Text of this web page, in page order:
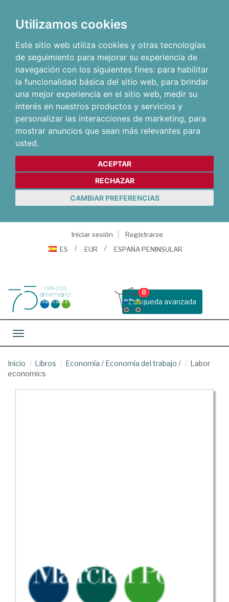
Utilizamos cookies
Este sitio web utiliza cookies y otras tecnologías
de seguimiento para mejorar su experiencia de
navegación con los siguientes fines: para habilitar
la funcionalidad básica del sitio web, para brindar
una mejor experiencia en el sitio web, medir su
interés en nuestros productos y servicios y
personalizar las interacciones de marketing, para
mostrar anuncios que sean más relevantes para
usted.
ACEPTAR
RECHAZAR
CAMBIAR PREFERENCIAS
Iniciar sesión
Registrarse
ES
EUR ESPAÑA PENINSULAR
Busqueda avanzada
0
Toggle navigation
Inicio Libros Economía / Economía del trabajo /
Labor
economics